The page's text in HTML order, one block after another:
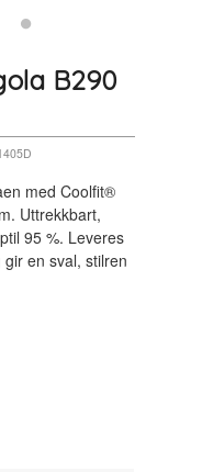
B290
med Coolfit®
Uttrekkbart,
95 %. Leveres
en sval, stilren